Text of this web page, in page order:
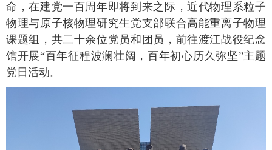
命，在建党一百周年即将到来之际，近代物理系粒子
物理与原子核物理研究生党支部联合高能重离子物理
课题组，共二十余位党员和团员，前往渡江战役纪念
馆开展“百年征程波澜壮阔，百年初心历久弥坚”主题
党日活动。